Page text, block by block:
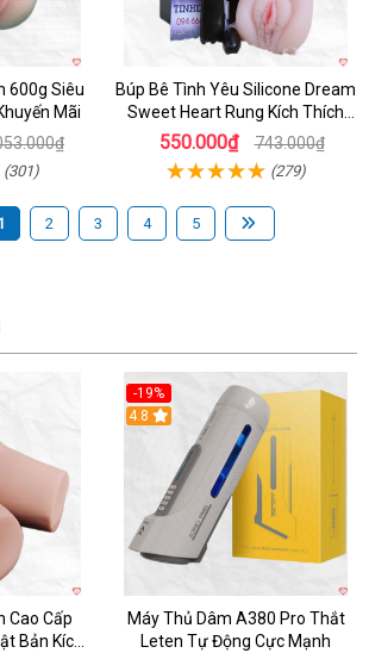
600g Siêu
Mãi
(301)
Búp Bê Tình Yêu Silicone Dream
Sweet Heart Rung Kích Thích
Mua
550.000₫ 743.000₫
(279)
2 3 4 5
Cao Cấp
Bản Kích
-19%
Hot
4.8
Máy Thủ Dâm A380 Pro Thắt
Leten Tự Động Cực Mạnh